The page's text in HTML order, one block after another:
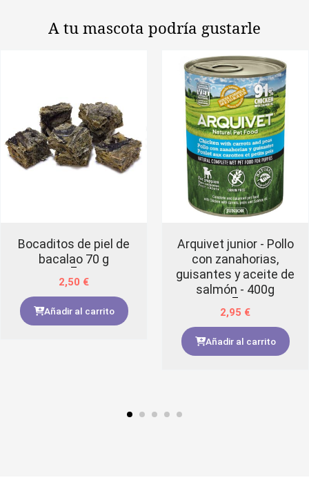
A tu mascota podría gustarle
Bocaditos de piel de
bacalao 70 g
2,50 €
Añadir al carrito
Arquivet junior - Pollo
con zanahorias,
guisantes y aceite de
salmón - 400g
2,95 €
Añadir al carrito